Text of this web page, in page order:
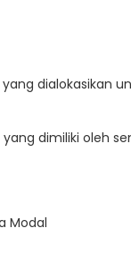
yang dialokasikan
dimiliki oleh
Modal